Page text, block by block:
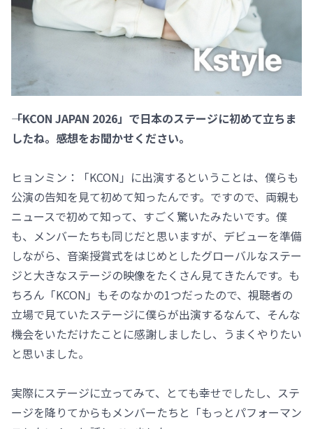
――「KCON JAPAN 2026」で日本のステージに初めて立ちま
したね。感想をお聞かせください。
ヒョンミン：「KCON」に出演するということは、僕らも
公演の告知を見て初めて知ったんです。ですので、両親も
ニュースで初めて知って、すごく驚いたみたいです。僕
も、メンバーたちも同じだと思いますが、デビューを準備
しながら、音楽授賞式をはじめとしたグローバルなステー
ジと大きなステージの映像をたくさん見てきたんです。も
ちろん「KCON」もそのなかの1つだったので、視聴者の
立場で見ていたステージに僕らが出演するなんて、そんな
機会をいただけたことに感謝しましたし、うまくやりたい
と思いました。
実際にステージに立ってみて、とても幸せでしたし、ステ
ージを降りてからもメンバーたちと「もっとパフォーマン